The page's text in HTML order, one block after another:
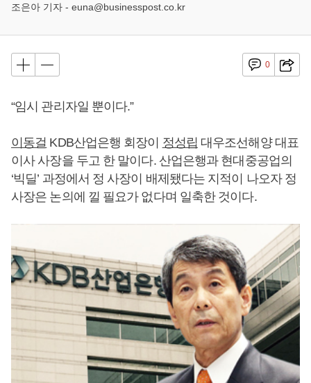
조은아 기자 - euna@businesspost.co.kr
0
“임시 관리자일 뿐이다.”
이동걸 KDB산업은행 회장이 정성립 대우조선해양 대표
이사 사장을 두고 한 말이다. 산업은행과 현대중공업의
‘빅딜’ 과정에서 정 사장이 배제됐다는 지적이 나오자 정
사장은 논의에 낄 필요가 없다며 일축한 것이다.